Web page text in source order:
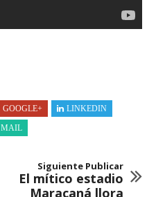
GOOGLE+
LINKEDIN
MAIL
Siguiente Publicar
El mítico estadio
Maracaná llora